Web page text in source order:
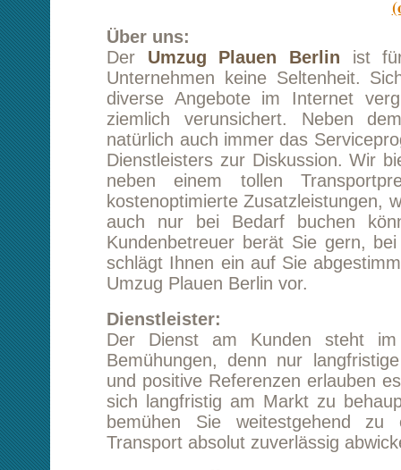
ist für ein
Unternehmen keine Seltenheit. Sicher
diverse Angebote im Internet verglichen
ziemlich verunsichert. Neben dem
natürlich auch immer das Serviceprogramm
Dienstleisters zur Diskussion. Wir bieten
neben einem tollen Transportpreis auch
kostenoptimierte Zusatzleistungen, welche
auch nur bei Bedarf buchen können. Ihr
Kundenbetreuer berät Sie gern, bei all ihren
schlägt Ihnen ein auf Sie abgestimmtes
Umzug Plauen Berlin vor.
Dienstleister:
Der Dienst am Kunden steht im
Bemühungen, denn nur langfristige
und positive Referenzen erlauben es einem
sich langfristig am Markt zu behaupten. Wir
bemühen Sie weitestgehend zu
Transport absolut zuverlässig abwickeln.
Kostenvorteil:
Sie wünschen sich einen sehr preiswerten
Berlin und sind zeitlich etwas flexibel, dann
Ihnen unseren Beiladungsservice empfehlen.
die Ladekapazität auf dem Hin- und Rückweg
anderen Kunden genutzt werden und Sie